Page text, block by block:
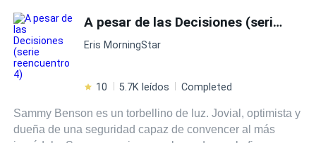
eso que llaman amor.Sé que existe, lo que no creo es
que exita para mí, y si, ya sé que en este instante debes
de estar esperando que diga: "Hasta que llegó él" pero
no, en esta historia si hay un él, pero no sé si llegó para
demostrarme lo que es el verdadero amor o para terminar
A pesar de las Decisiones (serie reencuentro 4)
Eris MorningStar
10 5.7K leídos Completed
Sammy Benson es un torbellino de luz. Jovial, optimista y
dueña de una seguridad capaz de convencer al más